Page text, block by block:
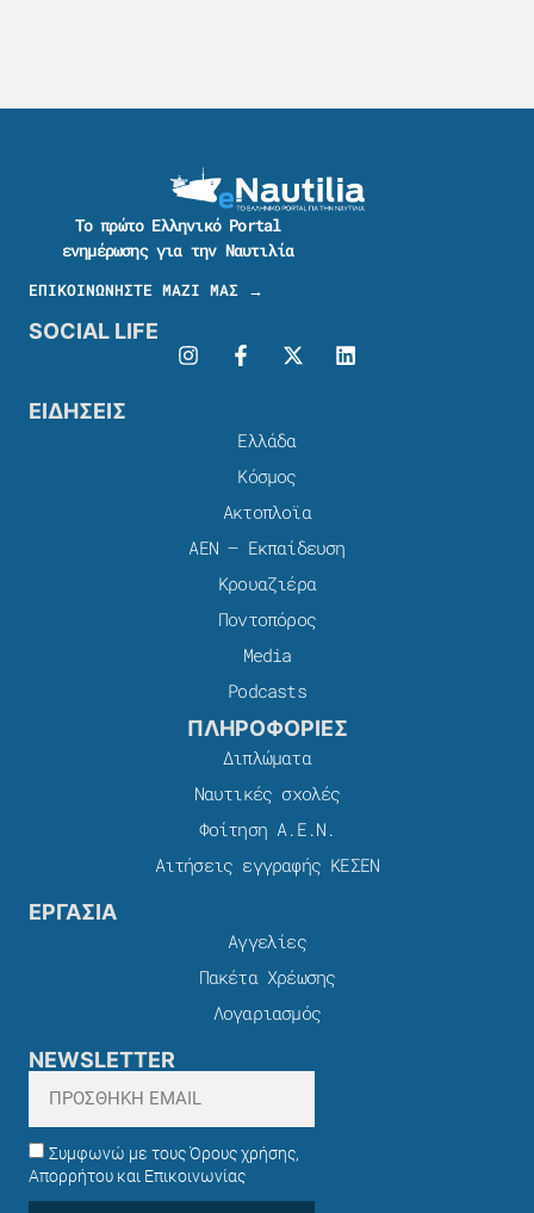
Το πρώτο Ελληνικό Portal
ενημέρωσης για την Ναυτιλία
ΕΠΙΚΟΙΝΩΝΗΣΤΕ ΜΑΖΙ ΜΑΣ →
SOCIAL LIFE
ΕΙΔΗΣΕΙΣ
Ελλάδα
Κόσμος
Ακτοπλοϊα
ΑΕΝ – Εκπαίδευση
Κρουαζιέρα
Ποντοπόρος
Media
Podcasts
ΠΛΗΡΟΦΟΡΙΕΣ
Διπλώματα
Ναυτικές σχολές
Φοίτηση Α.Ε.Ν.
Αιτήσεις εγγραφής ΚΕΣΕΝ
ΕΡΓΑΣΙΑ
Αγγελίες
Πακέτα Χρέωσης​
Λογαριασμός
NEWSLETTER
Συμφωνώ με τους Όρους χρήσης,
Απορρήτου και Επικοινωνίας